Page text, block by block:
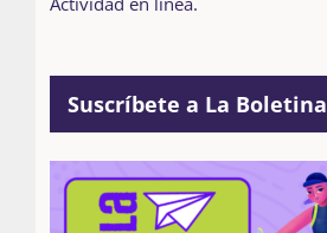
Suscríbete a La Boletina